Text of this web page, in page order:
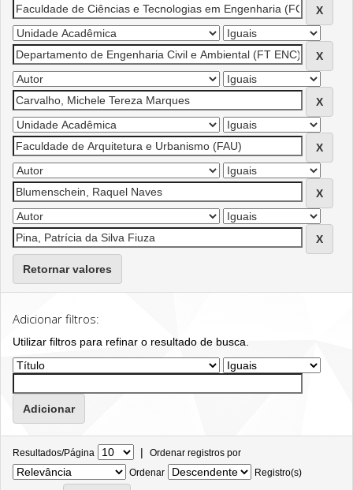
Retornar valores
Adicionar filtros:
Utilizar filtros para refinar o resultado de busca.
Resultados/Página | Ordenar registros por
Ordenar
Registro(s)